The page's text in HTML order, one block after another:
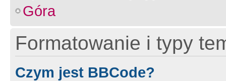
Góra
Formatowanie i typy
Czym jest BBCode?